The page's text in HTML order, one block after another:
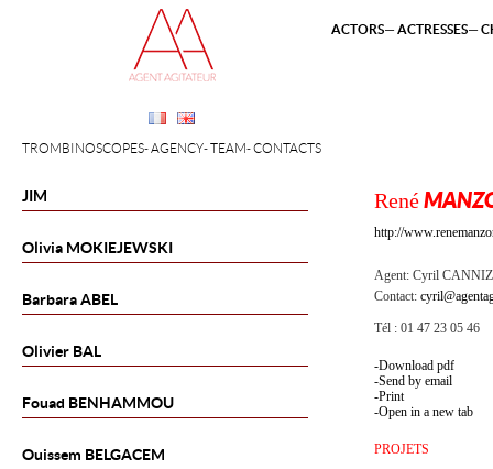
JIM
Olivia MOKIEJEWSKI
BarbaraABEL
Olivier BAL
Fouad BENHAMMOU
Ouissem BELGACEM
TROMBINOSCOPES AGENCY TEAM CONTACTS
ACTORS ACTRESSES
René
http://
Agent: Cyril
Contact:
Tél : 01 47 23 05 46
Download pdf
Send by email
Print
Open in a new tab
PROJETS